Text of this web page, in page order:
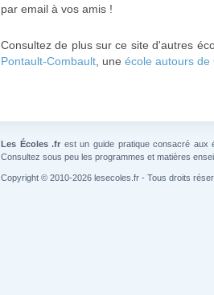
par email à vos amis !
Consultez de plus sur ce site d'autres
Pontault-Combault , une école autours de
Les Écoles .fr est un guide pratique consacré aux
Consultez sous peu les programmes et matières
Copyright © 2010-2026 lesecoles.fr - Tous droits